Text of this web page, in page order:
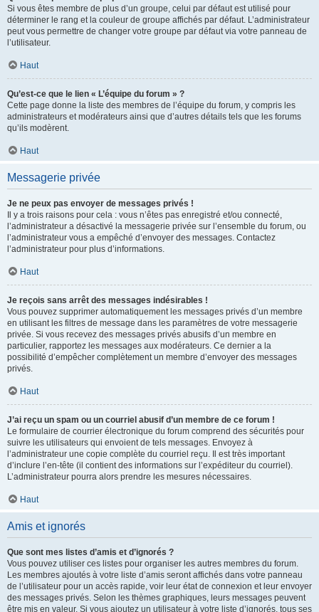
Si vous êtes membre de plus d’un groupe, celui par défaut est utilisé pour
déterminer le rang et la couleur de groupe affichés par défaut. L’administrateur
peut vous permettre de changer votre groupe par défaut via votre panneau de
l’utilisateur.
Haut
Qu’est-ce que le lien « L’équipe du forum » ?
Cette page donne la liste des membres de l’équipe du forum, y compris les
administrateurs et modérateurs ainsi que d’autres détails tels que les forums
qu’ils modèrent.
Haut
Messagerie privée
Je ne peux pas envoyer de messages privés !
Il y a trois raisons pour cela : vous n’êtes pas enregistré et/ou connecté,
l’administrateur a désactivé la messagerie privée sur l’ensemble du forum, ou
l’administrateur vous a empêché d’envoyer des messages. Contactez
l’administrateur pour plus d’informations.
Haut
Je reçois sans arrêt des messages indésirables !
Vous pouvez supprimer automatiquement les messages privés d’un membre
en utilisant les filtres de message dans les paramètres de votre messagerie
privée. Si vous recevez des messages privés abusifs d’un membre en
particulier, rapportez les messages aux modérateurs. Ce dernier a la
possibilité d’empêcher complètement un membre d’envoyer des messages
privés.
Haut
J’ai reçu un spam ou un courriel abusif d’un membre de ce forum !
Le formulaire de courrier électronique du forum comprend des sécurités pour
suivre les utilisateurs qui envoient de tels messages. Envoyez à
l’administrateur une copie complète du courriel reçu. Il est très important
d’inclure l’en-tête (il contient des informations sur l’expéditeur du courriel).
L’administrateur pourra alors prendre les mesures nécessaires.
Haut
Amis et ignorés
Que sont mes listes d’amis et d’ignorés ?
Vous pouvez utiliser ces listes pour organiser les autres membres du forum.
Les membres ajoutés à votre liste d’amis seront affichés dans votre panneau
de l’utilisateur pour un accès rapide, voir leur état de connexion et leur envoyer
des messages privés. Selon les thèmes graphiques, leurs messages peuvent
être mis en valeur. Si vous ajoutez un utilisateur à votre liste d’ignorés, tous ses